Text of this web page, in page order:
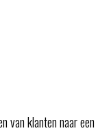
van klanten naar een